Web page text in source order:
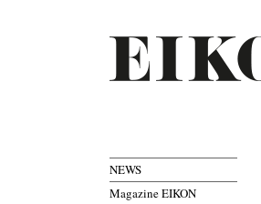
NEWS
Magazine EIKON